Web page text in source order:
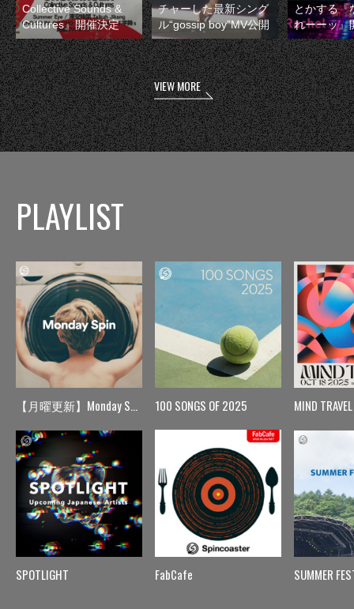
Collective Sounds &
Cultures』開催決定
チャーした最新シング
ル“gossip boy”MV公開
とかする『
れーーッ』
VIEW MORE
PLAYLIST
【月曜更新】Monday Spin
SPOTLIGHT
100 SONGS OF 2025
FabCafe
MIND TRAVEL
SUMMER